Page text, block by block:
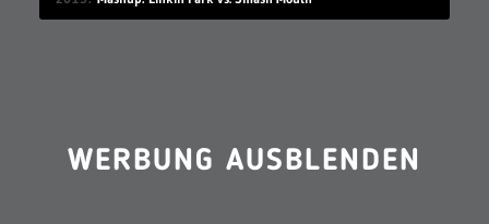
WERBUNG AUSBLENDEN